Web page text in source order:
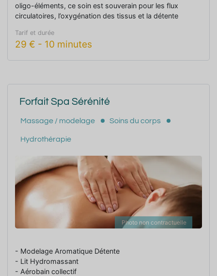
oligo-éléments, ce soin est souverain pour les flux
circulatoires, l’oxygénation des tissus et la détente
Tarif et durée
29 € - 10 minutes
Forfait Spa Sérénité
Massage / modelage Soins du corps
Hydrothérapie
Photo non contractuelle
- Modelage Aromatique Détente
- Lit Hydromassant
- Aérobain collectif